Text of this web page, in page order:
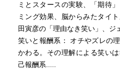
ミとスタースの実験、「期待
ミング効果、脳からみたタイ
田寅彦の「理由なき笑い」、ジ
笑いと報酬系： オチやズレの
かわる。その理解による笑い
己報酬系.....